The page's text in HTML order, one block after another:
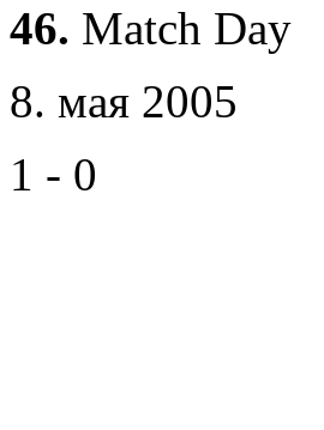
46. Match Day
8. мая 2005
1 - 0